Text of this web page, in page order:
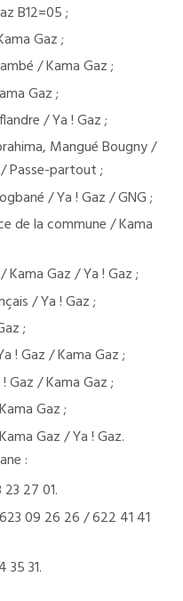
B12=05 ;
Gaz ;
/ Kama Gaz ;
Gaz ;
/ Ya ! Gaz ;
Mangué Bougny /
Passe-partout ;
/ Ya ! Gaz / GNG ;
de la commune / Kama
Gaz / Ya ! Gaz ;
/ Ya ! Gaz ;
;
! Gaz / Kama Gaz ;
Gaz / Kama Gaz ;
Gaz ;
Gaz / Ya ! Gaz.
:
27 01.
09 26 26 / 622 41 41
35 31.